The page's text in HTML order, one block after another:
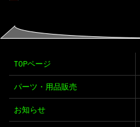
TOPページ
パーツ・用品販売
お知らせ